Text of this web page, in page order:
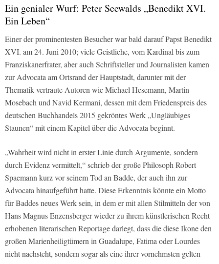
Ein genialer Wurf: Peter Seewalds „Benedikt XVI.
Ein Leben“
Einer der prominentesten Besucher war bald darauf Papst Benedikt
XVI. am 24. Juni 2010; viele Geistliche, vom Kardinal bis zum
Franziskanerfrater, aber auch Schriftsteller und Journalisten kamen
zur Advocata am Ortsrand der Hauptstadt, darunter mit der
Thematik vertraute Autoren wie Michael Hesemann, Martin
Mosebach und Navid Kermani, dessen mit dem Friedenspreis des
deutschen Buchhandels 2015 gekröntes Werk „Ungläubiges
Staunen“ mit einem Kapitel über die Advocata beginnt.
„Wahrheit wird nicht in erster Linie durch Argumente, sondern
durch Evidenz vermittelt,“ schrieb der große Philosoph Robert
Spaemann kurz vor seinem Tod an Badde, der auch ihn zur
Advocata hinaufgeführt hatte. Diese Erkenntnis könnte ein Motto
für Baddes neues Werk sein, in dem er mit allen Stilmitteln der von
Hans Magnus Enzensberger wieder zu ihrem künstlerischen Recht
erhobenen literarischen Reportage darlegt, dass die diese Ikone den
großen Marienheiligtümern in Guadalupe, Fatima oder Lourdes
nicht nachsteht, sondern sogar als eine ihrer vornehmsten gelten